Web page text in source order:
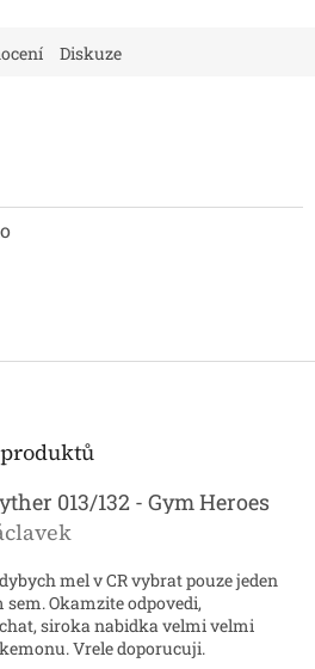
Diskuze
013/132 - Gym Heroes
je 5 z 5 hvězdiček.
mel v CR vybrat pouze jeden
Okamzite odpovedi,
siroka nabidka velmi velmi
Vrele doporucuji.